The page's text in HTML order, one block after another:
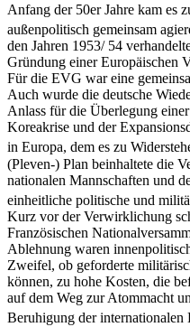
Anfang der 50er Jahre kam es
außenpolitisch gemeinsam
den Jahren 1953/ 54
Gründung einer Europäischen
Für die EVG war eine
Auch wurde die deutsche
Anlass für die Überlegung
Koreakrise und der
in Europa, dem es zu
(Pleven-) Plan beinhaltete die
nationalen Mannschaften und
einheitliche politische und
Kurz vor der Verwirklichung
Französischen
Ablehnung waren
Zweifel, ob geforderte
können, zu hohe Kosten, die
auf dem Weg zur Atommacht
Beruhigung der internationalen